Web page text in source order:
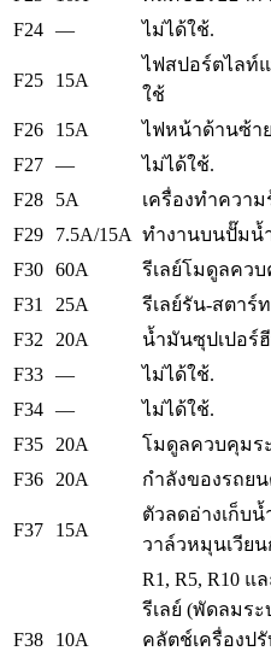
F24 — ไม่ได้ใช้.
F25 15A
ไฟสปอร์ตไลท์
ใช้
F26
15A
ไฟหน้าด้านซ้า
F27 —
ไม่ได้ใช้.
F28
5A
เครื่องทำความ
F29
7.5A/15A ทำงานบนปั๊มน้
F30 60A
รีเลย์โมดูลคว
F31
25A
รีเลย์รัน-สตาร์
F32
20A
น้ำมันซุปเปอร์
F33 —
ไม่ได้ใช้.
F34 —
ไม่ได้ใช้.
F35
20A
โมดูลควบคุมร
F36
20A กำลังของรถยน
F37 15A
ตัวลดอ่างเก็บน้
วาล์วหมุนเวียน
F38 10A
R1, R5, R10 แ
รีเลย์ (พัดลมร
คลัตช์เครื่องป